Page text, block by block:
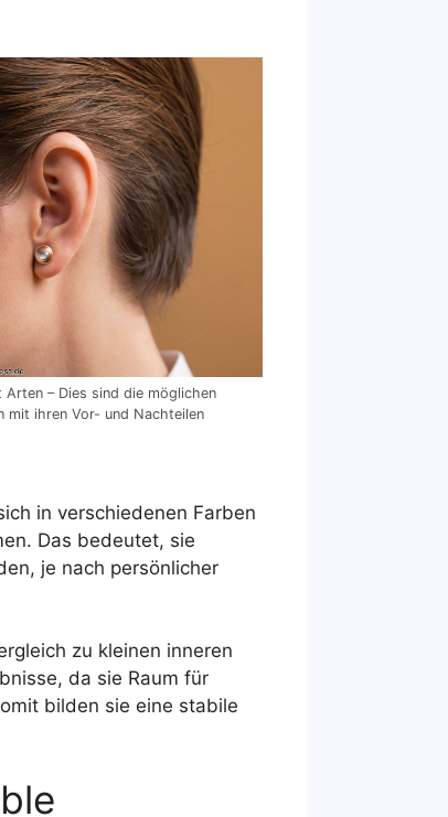
Arten – Dies sind die möglichen
mit ihren Vor- und Nachteilen
in verschiedenen Farben
Das bedeutet, sie
je nach persönlicher
zu kleinen inneren
da sie Raum für
bilden sie eine stabile